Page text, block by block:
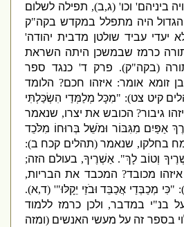
ביניהם'וכו' (ג ,ב),תפילה לשלום
היה מתפלל במקדש בקה"ק
יעדי עביד שולטן מדבית יהודה'
כרמז שבמשכן היתה השראת
(בקה"ק).פרק ד 'כנגד ספר
זומאאומר:איזהו חכם?הלומד
קיט צט): "מִכָּל מְלַמְּדַי הִשְׂכַּלְתִּי
גיבור?הכובש את יצרו,שנאמר
אַפַּיִם מִגִּבּוֹר וּמֹשֵׁל בְּרוּחוֹ מִלֹּכֵד
,שנאמר (תהלים קכח ב ):
וְטוֹב לָךְ".אַשְׁרֶיךָ, בעולם הזה;
מכובד?המכבד את הבריות,
כִּי מְכַבְּדַי אֲכַבֵּד וּבֹזַי יֵקָלּוּ"' (ד ,א).
"י במדבר,ולכן כרמז ללמוד
בספר זה על מעשי האנשים(ומזה